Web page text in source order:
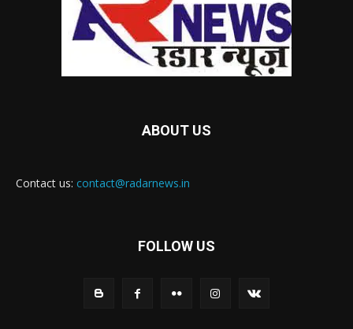
ABOUT US
Contact us: contact@radarnews.in
FOLLOW US